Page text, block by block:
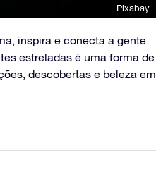
Pixabay
inspira e conecta a gente
estreladas é uma forma de
descobertas e beleza em